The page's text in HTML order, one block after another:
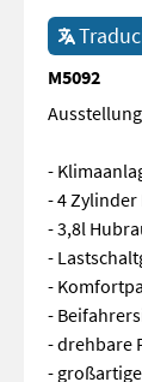
M5092
-
- 4
- 3,8l
-
-
-
- drehbare
-